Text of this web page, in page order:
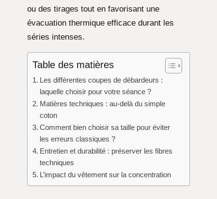
ou des tirages tout en favorisant une
évacuation thermique efficace durant les
séries intenses.
Table des matières
Les différentes coupes de débardeurs :
laquelle choisir pour votre séance ?
Matières techniques : au-delà du simple
coton
Comment bien choisir sa taille pour éviter
les erreurs classiques ?
Entretien et durabilité : préserver les fibres
techniques
L’impact du vêtement sur la concentration